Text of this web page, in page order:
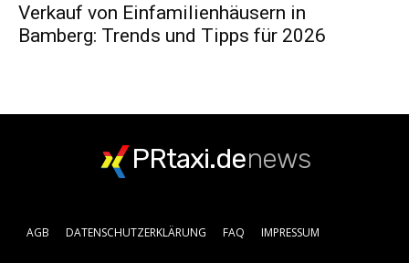
Verkauf von Einfamilienhäusern in
Bamberg: Trends und Tipps für 2026
PRtaxi.denews
AGB DATENSCHUTZERKLÄRUNG FAQ IMPRESSUM